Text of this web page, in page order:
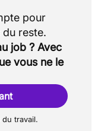
pour
job ? Avec
vous ne le
travail.